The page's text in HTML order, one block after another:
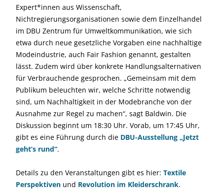
Expert*innen aus Wissenschaft,
Nichtregierungsorganisationen sowie dem Einzelhandel
im DBU Zentrum für Umweltkommunikation, wie sich
etwa durch neue gesetzliche Vorgaben eine nachhaltige
Modeindustrie, auch Fair Fashion genannt, gestalten
lässt. Zudem wird über konkrete Handlungsalternativen
für Verbrauchende gesprochen. „Gemeinsam mit dem
Publikum beleuchten wir, welche Schritte notwendig
sind, um Nachhaltigkeit in der Modebranche von der
Ausnahme zur Regel zu machen“, sagt Baldwin. Die
Diskussion beginnt um 18:30 Uhr. Vorab, um 17:45 Uhr,
gibt es eine Führung durch die DBU-Ausstellung „Jetzt
geht’s rund“.
Details zu den Veranstaltungen gibt es hier: Textile
Perspektiven und Revolution im Kleiderschrank.